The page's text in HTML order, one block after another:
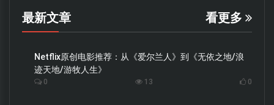
最新文章 看更多
Netflix原创电影推荐：从《爱尔兰人》到《无依之地/浪
迹天地/游牧人生》
0 13 0